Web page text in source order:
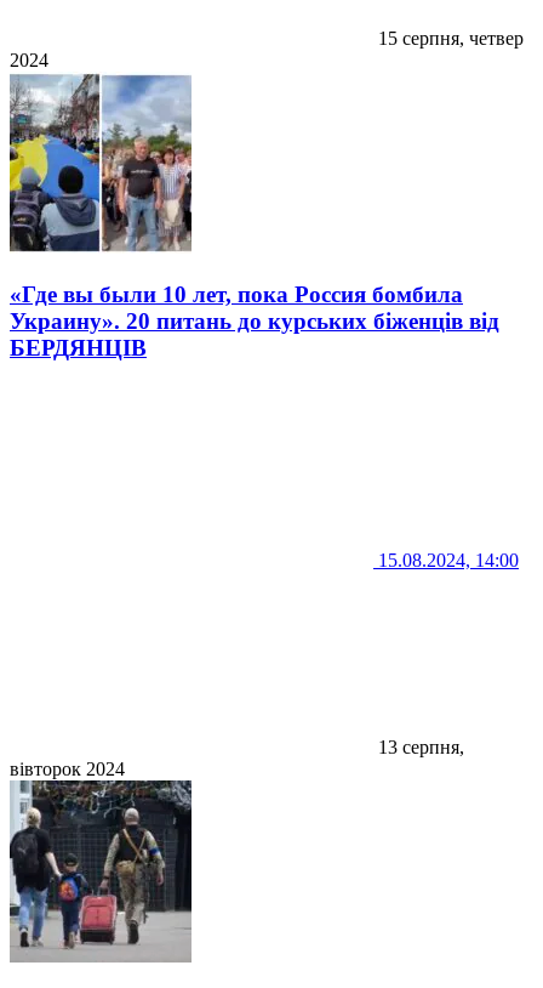
15 серпня, четвер
2024
«Где вы были 10 лет, пока Россия бомбила
Украину». 20 питань до курських біженців від
БЕРДЯНЦІВ
15.08.2024, 14:00
13 серпня,
вівторок 2024